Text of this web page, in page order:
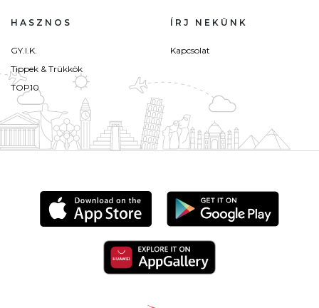
HASZNOS
GY.I.K.
Tippek & Trükkök
TOP10
ÍRJ NEKÜNK
Kapcsolat